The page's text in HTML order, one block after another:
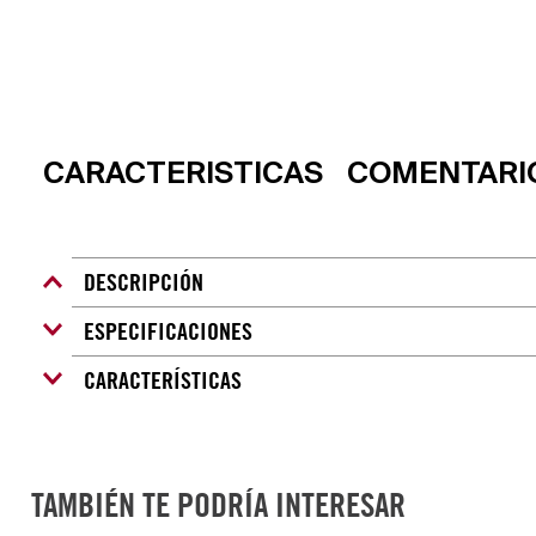
CARACTERISTICAS
DESCRIPCIÓN
En ocasiones, pelar es el primer paso en una
Suiza con una hoja aserrada filosa que asegura
perfectamente a la mano para que puedas demostrar
ESPECIFICACIONES
CARACTERÍSTICAS
TAMBIÉN TE PODRÍA INTERESAR